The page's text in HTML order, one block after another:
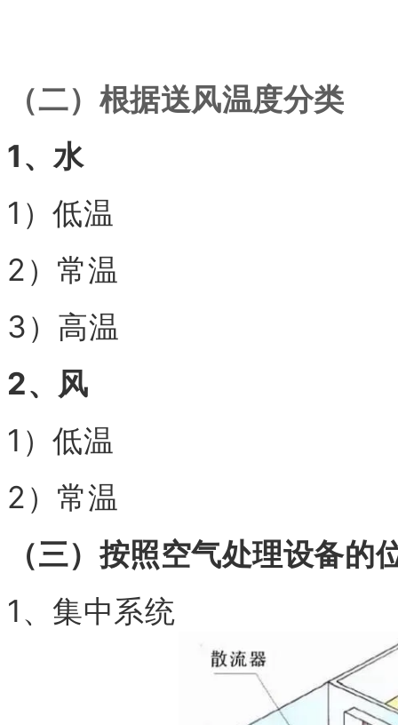
（二）根据送风温度分类
1、水
1）低温
2）常温
3）高温
2、风
1）低温
2）常温
（三）按照空气处理设备的
1、集中系统